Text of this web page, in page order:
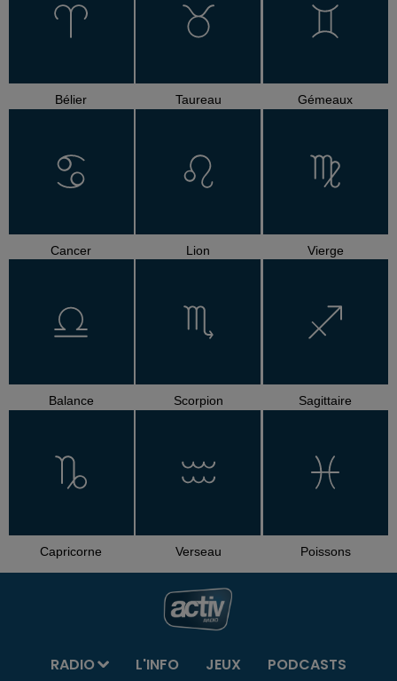
Bélier Taureau Gémeaux
Cancer Lion Vierge
Balance Scorpion Sagittaire
Capricorne Verseau Poissons
RADIO L'INFO JEUX
PODCASTS